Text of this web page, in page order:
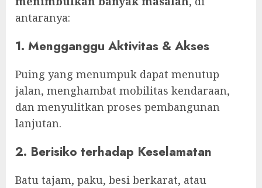
antaranya:
1. Mengganggu Aktivitas & Akses
Puing yang menumpuk dapat menutup
jalan, menghambat mobilitas kendaraan,
dan menyulitkan proses pembangunan
lanjutan.
2. Berisiko terhadap Keselamatan
Batu tajam, paku, besi berkarat, atau